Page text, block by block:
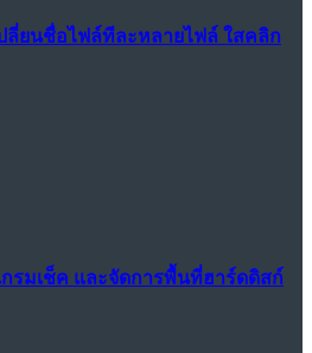
ปลี่ยนชื่อไฟล์ทีละหลายไฟล์ ใสคลิก
กรมเช็ค และจัดการพื้นที่ฮาร์ดดิสก์